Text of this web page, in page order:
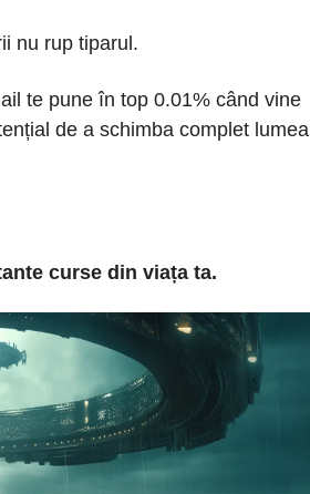
nu rup tiparul.
te pune în top 0.01% când vine
de a schimba complet lumea
curse din viața ta.